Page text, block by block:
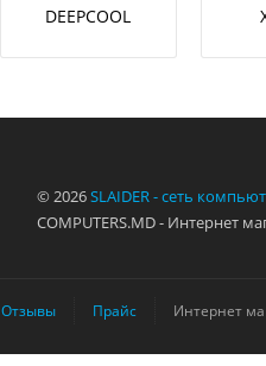
DEEPCOOL
© 2026SLAIDER - сеть
COMPUTERS.MD - Интернет
Отзывы Прайс Интернет